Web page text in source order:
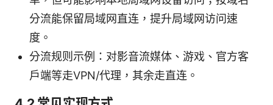
分流能保留局域网直连，提升局域网访问速
度。
分流规则示例：对影音流媒体、游戏、官方客
户端等走VPN/代理，其余走直连。